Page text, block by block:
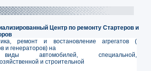
Центр по ремонту Стартеров и
ремонт и востановление агрегатов (
и генераторов) на
автомобилей, специальной,
и строительной